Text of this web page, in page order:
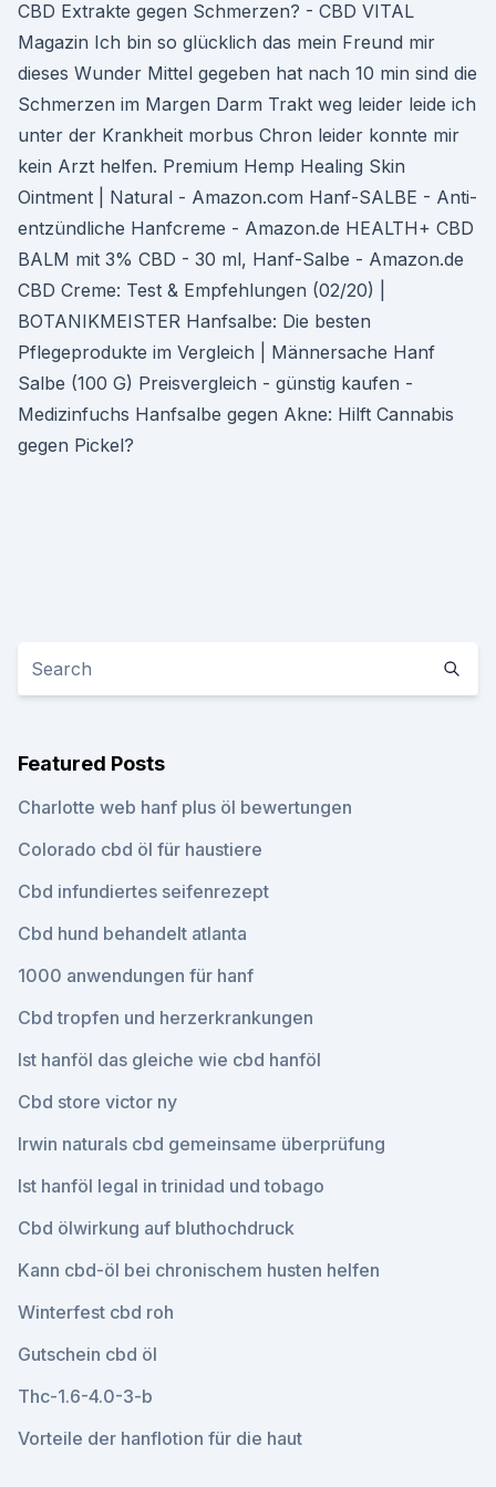
CBD Extrakte gegen Schmerzen? - CBD VITAL
Magazin Ich bin so glücklich das mein Freund mir
dieses Wunder Mittel gegeben hat nach 10 min sind die
Schmerzen im Margen Darm Trakt weg leider leide ich
unter der Krankheit morbus Chron leider konnte mir
kein Arzt helfen. Premium Hemp Healing Skin
Ointment | Natural - Amazon.com Hanf-SALBE - Anti-
entzündliche Hanfcreme - Amazon.de HEALTH+ CBD
BALM mit 3% CBD - 30 ml, Hanf-Salbe - Amazon.de
CBD Creme: Test & Empfehlungen (02/20) |
BOTANIKMEISTER Hanfsalbe: Die besten
Pflegeprodukte im Vergleich | Männersache Hanf
Salbe (100 G) Preisvergleich - günstig kaufen -
Medizinfuchs Hanfsalbe gegen Akne: Hilft Cannabis
gegen Pickel?
Featured Posts
Charlotte web hanf plus öl bewertungen
Colorado cbd öl für haustiere
Cbd infundiertes seifenrezept
Cbd hund behandelt atlanta
1000 anwendungen für hanf
Cbd tropfen und herzerkrankungen
Ist hanföl das gleiche wie cbd hanföl
Cbd store victor ny
Irwin naturals cbd gemeinsame überprüfung
Ist hanföl legal in trinidad und tobago
Cbd ölwirkung auf bluthochdruck
Kann cbd-öl bei chronischem husten helfen
Winterfest cbd roh
Gutschein cbd öl
Thc-1.6-4.0-3-b
Vorteile der hanflotion für die haut